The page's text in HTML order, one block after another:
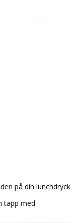
på din lunchdryck
tapp med